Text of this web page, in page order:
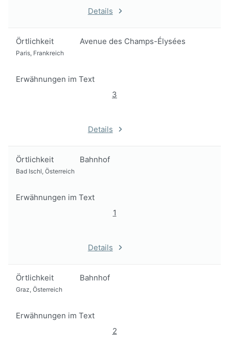
Details
Örtlichkeit Avenue des Champs-Élysées
Paris, Frankreich
Erwähnungen im Text
3
Details
Örtlichkeit Bahnhof
Bad Ischl, Österreich
Erwähnungen im Text
1
Details
Örtlichkeit Bahnhof
Graz, Österreich
Erwähnungen im Text
2